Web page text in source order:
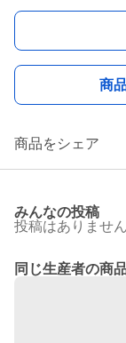
商
商品をシェア
みんなの投稿
投稿はありません
同じ生産者の商